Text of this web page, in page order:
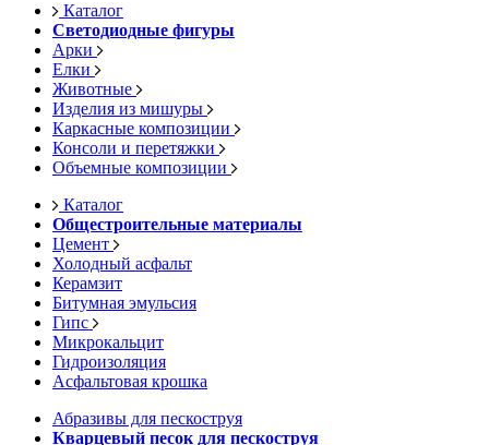
Каталог
Светодиодные фигуры
Арки
Елки
Животные
Изделия из мишуры
Каркасные композиции
Консоли и перетяжки
Объемные композиции
Каталог
Общестроительные материалы
Цемент
Холодный асфальт
Керамзит
Битумная эмульсия
Гипс
Микрокальцит
Гидроизоляция
Асфальтовая крошка
Абразивы для пескоструя
Кварцевый песок для пескоструя